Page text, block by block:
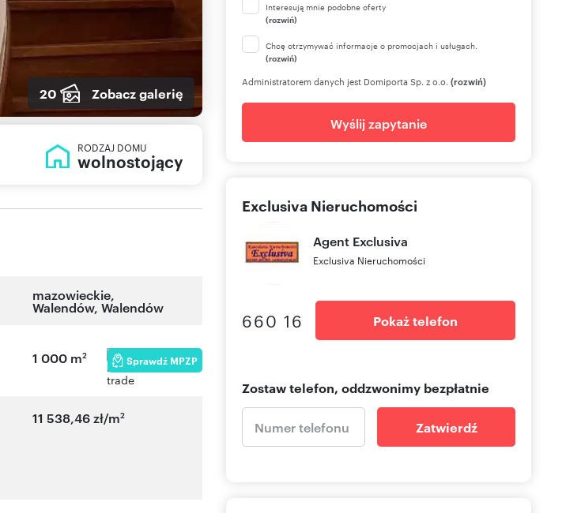
20 Zobacz galerię
RODZAJ DOMU
wolnostojący
mazowieckie,
Walendów,Walendów
1 000 m2 Sprawdź MPZP
11 538,46 zł/m2
Interesują mnie podobne oferty
(rozwiń)
Chcę otrzymywać informacje o promocjach i usługach.
(rozwiń)
Administratorem danych jest Domiporta Sp. z o.o. (rozwiń)
Wyślij zapytanie
Exclusiva Nieruchomości
Agent Exclusiva
Exclusiva Nieruchomości
660 16 Pokaż telefon
Zostaw telefon, oddzwonimy bezpłatnie
Zatwierdź